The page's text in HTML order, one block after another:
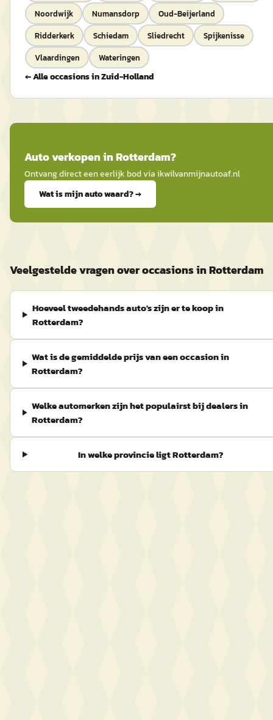
Noordwijk
Numansdorp
Oud-Beijerland
Ridderkerk
Schiedam Sliedrecht
Spijkenisse
Vlaardingen
Wateringen
← Alle occasions inZuid-Holland
Autoverkopen inRotterdam?
Ontvang direct een eerlijk bod viaikwilvanmijnautoaf.nl
Wat is mijn auto waard? →
Veelgestelde vragen over occasions in Rotterdam
Hoeveel tweedehands auto's zijn er te koop in
Rotterdam?
Wat is de gemiddelde prijs van een occasion in
Rotterdam?
Welke automerken zijn het populairst bij dealers in
Rotterdam?
In welke provincie ligt Rotterdam?